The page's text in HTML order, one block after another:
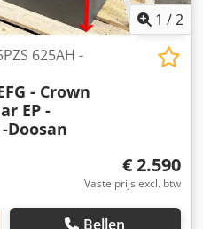
1 /2
625AH -
- Crown
EP -
Doosan
€ 2.590
Vaste prijs excl. btw
Bellen